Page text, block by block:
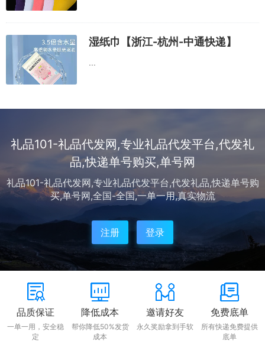
湿纸巾【浙江-杭州-中通快递】
...
礼品101-礼品代发网,专业礼品代发平台,代发礼
品,快递单号购买,单号网
礼品101-礼品代发网,专业礼品代发平台,代发礼品,快递单号购
买,单号网,全国-全国,一单一用,真实物流
注册 登录
品质保证
一单一用，安全稳
定
降低成本
帮你降低50%发货
成本
邀请好友
永久奖励拿到手软
免费底单
所有快递免费提供
底单